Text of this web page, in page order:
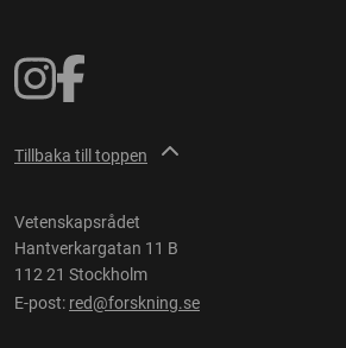
Tillbaka till toppen
Vetenskapsrådet
Hantverkargatan 11 B
112 21 Stockholm
E-post: red@forskning.se